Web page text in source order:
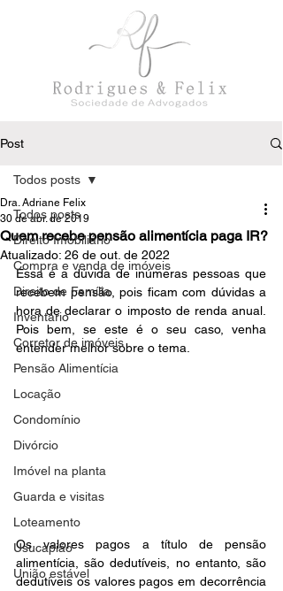
Post
Todos posts
Direito Imobiliário
Compra e venda de imóveis
Direito de Família
Inventário
Corretor de imóveis
Pensão Alimentícia
Locação
Condomínio
Divórcio
Imóvel na planta
Guarda e visitas
Loteamento
Usucapião
União estável
Todos posts
Quem recebe pensão alimentícia paga IR?
Dra. Adriane Felix
30 de abr. de 2019
Atualizado: 26 de out. de 2022
Essa é a dúvida de inúmeras pessoas que
recebem pensão, pois ficam com dúvidas a
hora de declarar o imposto de renda anual.
Pois bem, se este é o seu caso, venha
entender melhor sobre o tema.
Os valores pagos a título de pensão
alimentícia, são dedutíveis, no entanto, são
dedutíveis os valores pagos em decorrência